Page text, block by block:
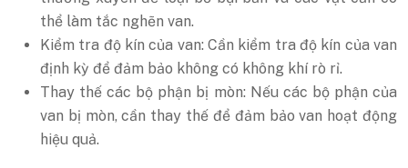
thể làm tắc nghẽn van.
Kiểm tra độ kín của van: Cần kiểm tra độ kín của van
định kỳ để đảm bảo không có không khí rò rỉ.
Thay thế các bộ phận bị mòn: Nếu các bộ phận của
van bị mòn, cần thay thế để đảm bảo van hoạt động
hiệu quả.